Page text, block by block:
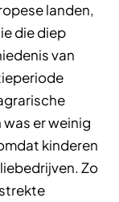
landen,
die diep
van
er weinig
kinderen
Zo